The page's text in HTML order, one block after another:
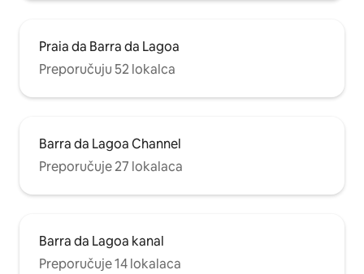
Praia da Barra da Lagoa
Preporučuju 52 lokalca
Barra da Lagoa Channel
Preporučuje 27 lokalaca
Barra da Lagoa kanal
Preporučuje 14 lokalaca